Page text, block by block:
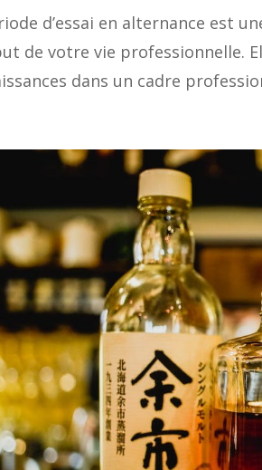
d’essai en alternance est
de votre vie professionnelle.
dans un cadre